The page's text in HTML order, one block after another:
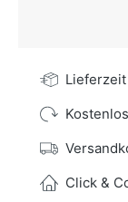
Click &